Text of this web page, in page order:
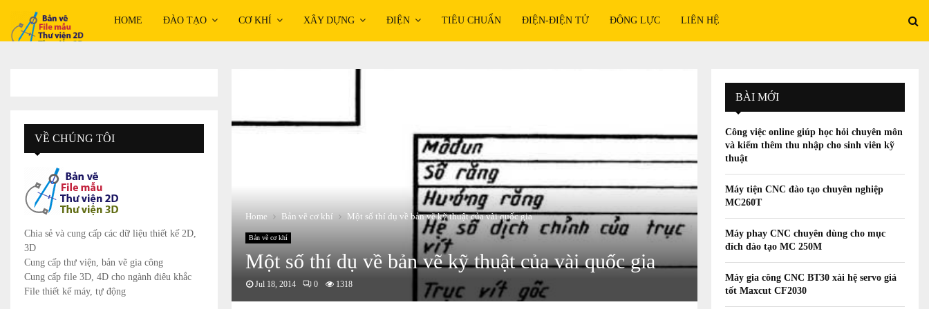
HOME ĐÀO TẠO CƠ KHÍ XÂY DỰNG ĐIỆN TIÊU CHUẨN ĐIỆN-ĐIỆN TỬ ĐỘNG LỰC LIÊN HỆ
Home Bản vẽ cơ khí Một số thí dụ về bản vẽ kỹ thuật của vài quốc gia
Bản vẽ cơ khí
Một số thí dụ về bản vẽ kỹ thuật của vài quốc gia
Jul 18, 2014 0 1318
VỀ CHÚNG TÔI
Chia sẻ và cung cấp các dữ liệu thiết kế 2D,
3D
Cung cấp thư viện, bản vẽ gia công
Cung cấp file 3D, 4D cho ngành điêu khắc
File thiết kế máy, tự động
BÀI MỚI
Công việc online giúp học hỏi chuyên môn
và kiếm thêm thu nhập cho sinh viên kỹ
thuật
Máy tiện CNC đào tạo chuyên nghiệp
MC260T
Máy phay CNC chuyên dùng cho mục
đích đào tạo MC 250M
Máy gia công CNC BT30 xài hệ servo giá
tốt Maxcut CF2030